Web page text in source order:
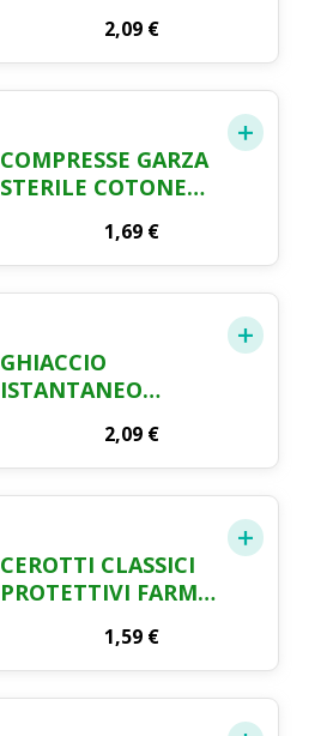
FARMA CRAI X 2
2,09 €
COMPRESSE GARZA
STERILE COTONE
1,69 €
GHIACCIO
ISTANTANEO
FARMA CRAI
2,09 €
CEROTTI CLASSICI
PROTETTIVI FARMA
1,59 €